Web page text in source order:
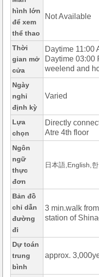
hình lớn
để xem
thể thao
Not Available
Thời
gian mở
cửa
Daytime 11:00
Daytime 03:00
weelend and
Ngày
nghỉ
định kỳ
Varied
Lựa
chọn
Directly
Atre 4th floor
Ngôn
ngữ
thực
đơn
日本語,English,
Bản đồ
chỉ dẫn
đường
đi
3 min.walk
station of
Dự toán
trung
bình
approx.